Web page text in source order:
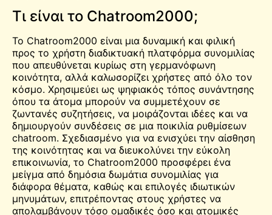
Τι είναι το Chatroom2000;
Το Chatroom2000 είναι μια δυναμική και φιλική
προς το χρήστη διαδικτυακή πλατφόρμα συνομιλίας
που απευθύνεται κυρίως στη γερμανόφωνη
κοινότητα, αλλά καλωσορίζει χρήστες από όλο τον
κόσμο. Χρησιμεύει ως ψηφιακός τόπος συνάντησης
όπου τα άτομα μπορούν να συμμετέχουν σε
ζωντανές συζητήσεις, να μοιράζονται ιδέες και να
δημιουργούν συνδέσεις σε μια ποικιλία ρυθμίσεων
chatroom. Σχεδιασμένο για να ενισχύει την αίσθηση
της κοινότητας και να διευκολύνει την εύκολη
επικοινωνία, το Chatroom2000 προσφέρει ένα
μείγμα από δημόσια δωμάτια συνομιλίας για
διάφορα θέματα, καθώς και επιλογές ιδιωτικών
μηνυμάτων, επιτρέποντας στους χρήστες να
απολαμβάνουν τόσο ομαδικές όσο και ατομικές